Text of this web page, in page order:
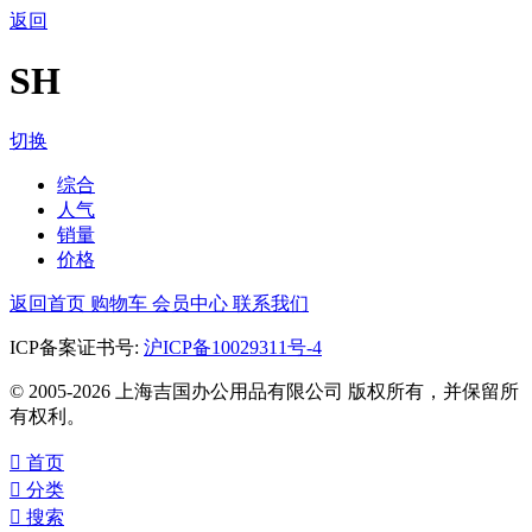
返回
SH
切换
综合
人气
销量
价格
返回首页 购物车 会员中心 联系我们
ICP备案证书号: 沪ICP备10029311号-4
© 2005-2026 上海吉国办公用品有限公司 版权所有，并保留所
有权利。
 首页
 分类
 搜索